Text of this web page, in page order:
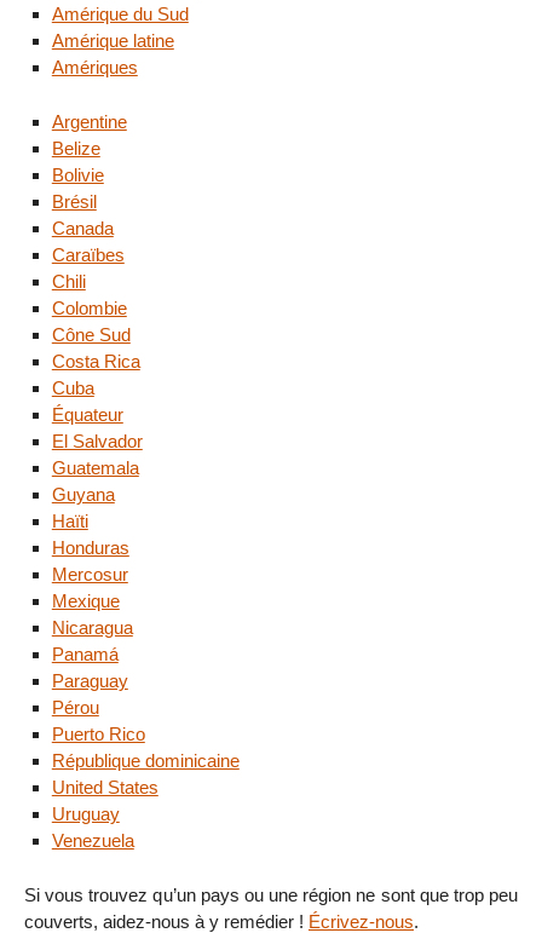
Amérique du Sud
Amérique latine
Amériques
Argentine
Belize
Bolivie
Brésil
Canada
Caraïbes
Chili
Colombie
Cône Sud
Costa Rica
Cuba
Équateur
El Salvador
Guatemala
Guyana
Haïti
Honduras
Mercosur
Mexique
Nicaragua
Panamá
Paraguay
Pérou
Puerto Rico
République dominicaine
United States
Uruguay
Venezuela
Si vous trouvez qu’un pays ou une région ne sont que trop peu
couverts, aidez-nous à y remédier ! Écrivez-nous.